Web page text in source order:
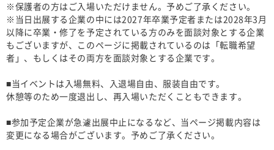
※保護者の方はご入場いただけません。予めご了承ください。
※当日出展する企業の中には2027年卒業予定者または2028年3月
以降に卒業・修了を予定されている方のみを面談対象とする企業
もございますが、このページに掲載されているのは「転職希望
者」、もしくはその両方を面談対象とする企業です。
■当イベントは入場無料、入退場自由、服装自由です。
休憩等のため一度退出し、再入場いただくこともできます。
■参加予定企業が急遽出展中止になるなど、当ページ掲載内容は
変更になる場合がございます。予めご了承ください。